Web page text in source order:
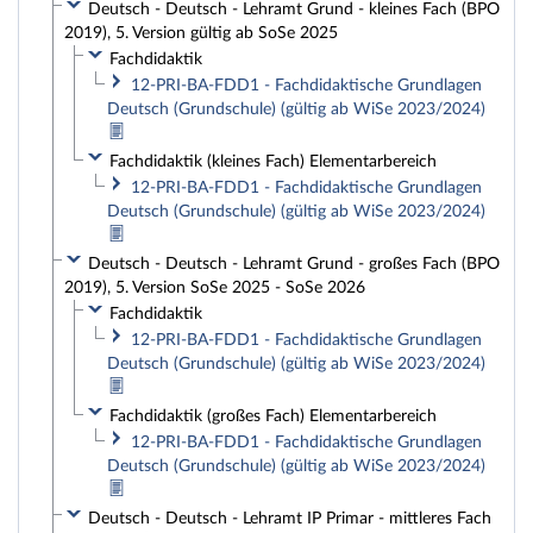
Deutsch - Deutsch - Lehramt Grund - kleines Fach (BPO
2019), 5. Version gültig ab SoSe 2025
Fachdidaktik
12-PRI-BA-FDD1 - Fachdidaktische Grundlagen
Deutsch (Grundschule) (gültig ab WiSe 2023/2024)
Fachdidaktik (kleines Fach) Elementarbereich
12-PRI-BA-FDD1 - Fachdidaktische Grundlagen
Deutsch (Grundschule) (gültig ab WiSe 2023/2024)
Deutsch - Deutsch - Lehramt Grund - großes Fach (BPO
2019), 5. Version SoSe 2025 - SoSe 2026
Fachdidaktik
12-PRI-BA-FDD1 - Fachdidaktische Grundlagen
Deutsch (Grundschule) (gültig ab WiSe 2023/2024)
Fachdidaktik (großes Fach) Elementarbereich
12-PRI-BA-FDD1 - Fachdidaktische Grundlagen
Deutsch (Grundschule) (gültig ab WiSe 2023/2024)
Deutsch - Deutsch - Lehramt IP Primar - mittleres Fach